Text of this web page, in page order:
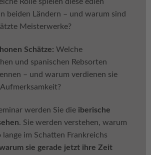
Rolle spielen diese edlen
beiden Ländern – und warum sind
Meisterwerke?
Schätze: Welche
und spanischen Rebsorten
– und warum verdienen sie
werden Sie die iberische
. Sie werden verstehen, warum
lange im Schatten Frankreichs
sie gerade jetzt ihre Zeit